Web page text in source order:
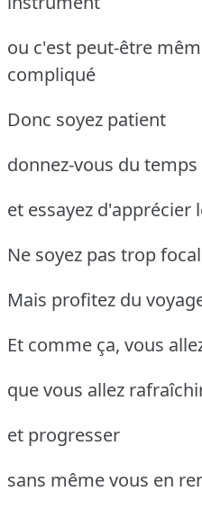
ou c'est peut-être
compliqué
Donc soyez patient
donnez-vous du temps
et essayez d'apprécier
Ne soyez pas trop
Mais profitez du
Et comme ça, vous
que vous allez
et progresser
sans même vous en